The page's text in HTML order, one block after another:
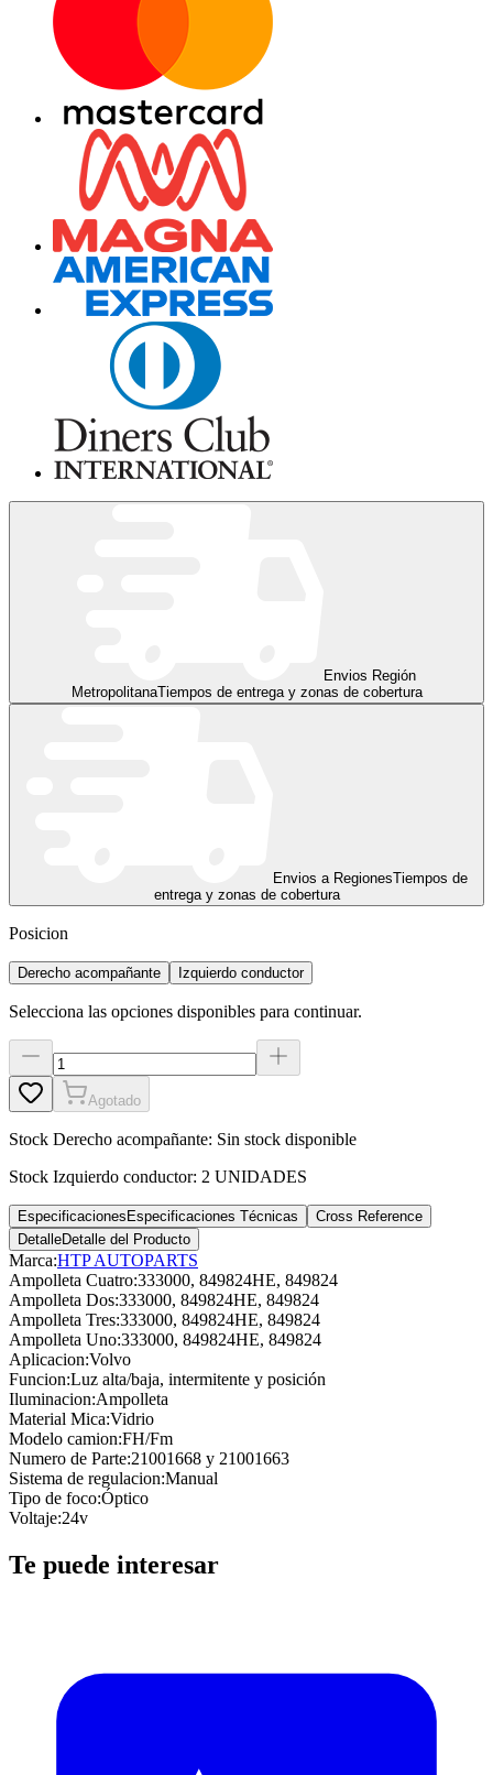
Envios Región
MetropolitanaTiempos de entrega y zonas de cobertura
Envios a RegionesTiempos de
entrega y zonas de cobertura
Posicion
Derecho acompañante Izquierdo conductor
Selecciona las opciones disponibles para continuar.
Agotado
Stock Derecho acompañante: Sin stock disponible
Stock Izquierdo conductor: 2 UNIDADES
Especificaciones Especificaciones Técnicas
Cross Reference
DetalleDetalle del Producto
Marca:HTP AUTOPARTS
Ampolleta Cuatro:333000, 849824HE, 849824
Ampolleta Dos:333000, 849824HE, 849824
Ampolleta Tres:333000, 849824HE, 849824
Ampolleta Uno:333000, 849824HE, 849824
Aplicacion:Volvo
Funcion:Luz alta/baja, intermitente y posición
Iluminacion:Ampolleta
Material Mica:Vidrio
Modelo camion:FH/Fm
Numero de Parte:21001668 y 21001663
Sistema de regulacion:Manual
Tipo de foco:Óptico
Voltaje:24v
Te puede interesar